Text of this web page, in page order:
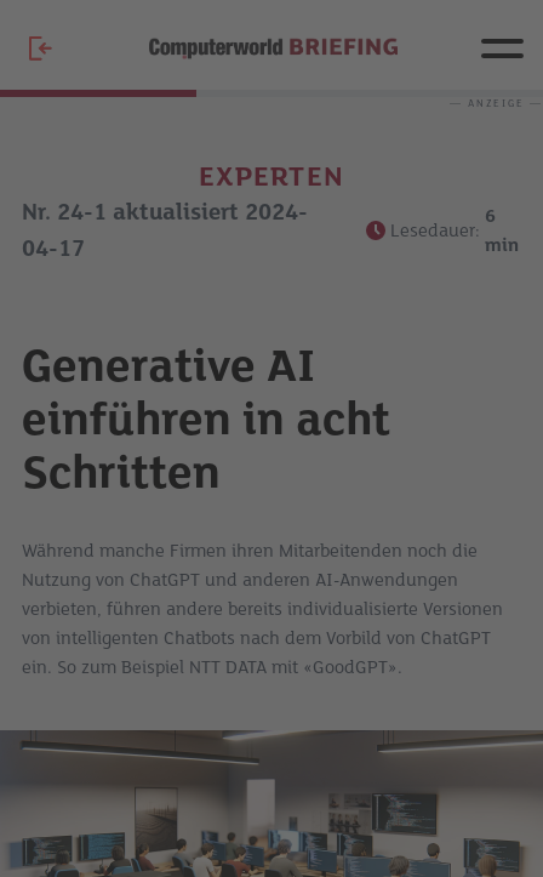
— ANZEIGE —
EXPERTEN
Nr. 24-1 aktualisiert 2024-
04-17
Lesedauer:
6
min
Generative AI
einführen in acht
Schritten
Während manche Firmen ihren Mitarbeitenden noch die
Nutzung von ChatGPT und anderen AI-Anwendungen
verbieten, führen andere bereits individualisierte Versionen
von intelligenten Chatbots nach dem Vorbild von ChatGPT
ein. So zum Beispiel NTT DATA mit «GoodGPT».